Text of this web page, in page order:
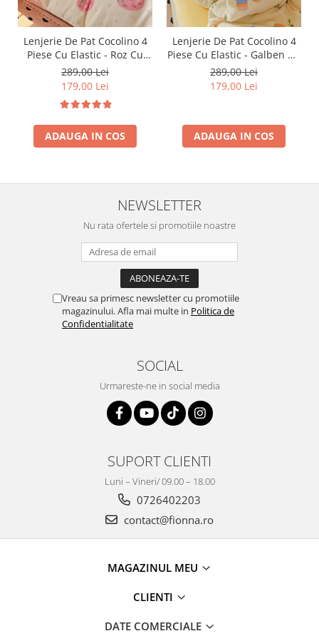
Lenjerie De Pat Cocolino 4
Piese Cu Elastic - Roz Cu
Capsune Uriase
289,00 Lei
179,00 Lei
ADAUGA IN COS
Lenjerie De Pat Cocolino 4
Piese Cu Elastic - Galben Cu
Ursuleti, Portocale Si
Floricele
289,00 Lei
179,00 Lei
ADAUGA IN COS
NEWSLETTER
Nu rata ofertele si promotiile noastre
Vreau sa primesc newsletter cu promotiile
magazinului. Afla mai multe in Politica de
Confidentialitate
SOCIAL
Urmareste-ne in social media
SUPORT CLIENTI
Luni – Vineri/ 09.00 – 18.00
0726402203
contact@fionna.ro
MAGAZINUL MEU
CLIENTI
DATE COMERCIALE